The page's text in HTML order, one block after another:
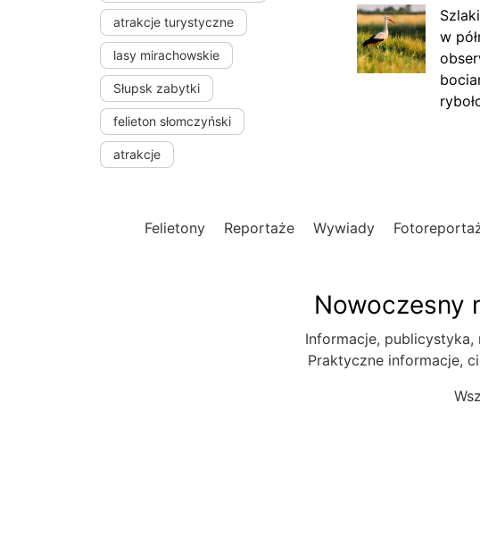
atrakcje turystyczne
lasy mirachowskie
Słupsk zabytki
felieton słomczyński
atrakcje
w
Felietony Reportaże Wywiady
Nowoczesny
Informacje,
Praktyczne informacje,